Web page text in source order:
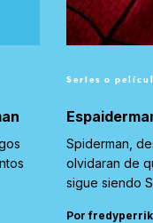
Series o
Spiderman,
olvidaran de
sigue siendo
Por